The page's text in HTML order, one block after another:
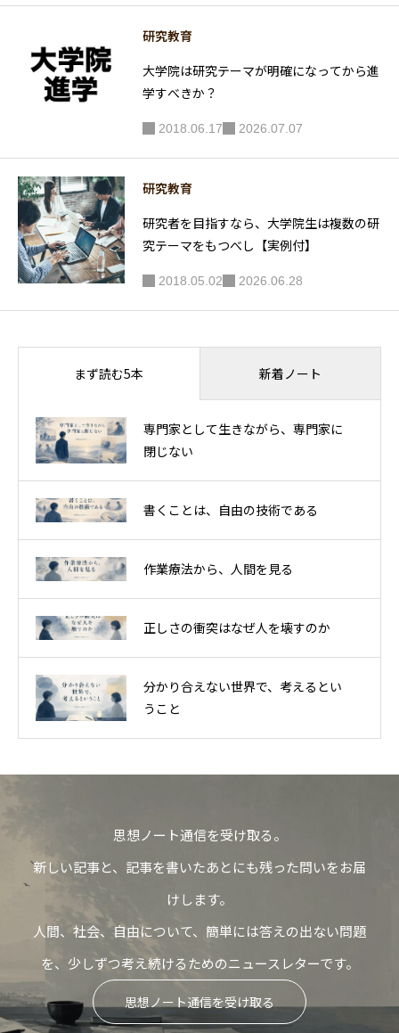
研究教育
大学院は研究テーマが明確になってから進
学すべきか？
2018.06.17 2026.07.07
研究教育
研究者を目指すなら、大学院生は複数の研
究テーマをもつべし【実例付】
2018.05.02 2026.06.28
まず読む5本 新着ノート
専門家として生きながら、専門家に
閉じない
書くことは、自由の技術である
作業療法から、人間を見る
正しさの衝突はなぜ人を壊すのか
分かり合えない世界で、考えるとい
うこと
思想ノート通信を受け取る。
新しい記事と、記事を書いたあとにも残った問いをお届
けします。
人間、社会、自由について、簡単には答えの出ない問題
を、少しずつ考え続けるためのニュースレターです。
思想ノート通信を受け取る